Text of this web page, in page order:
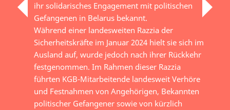
ihr solidarisches Engagement mit politischen
Gefangenen in Belarus bekannt.
Während einer landesweiten Razzia der
Sicherheitskräfte im Januar 2024 hielt sie sich im
Ausland auf, wurde jedoch nach ihrer Rückkehr
festgenommen. Im Rahmen dieser Razzia
führten KGB-Mitarbeitende landesweit Verhöre
und Festnahmen von Angehörigen, Bekannten
politischer Gefangener sowie von kürzlich